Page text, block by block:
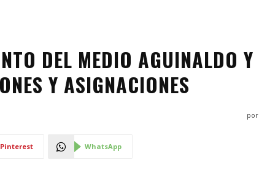
DEL MEDIO AGUINALDO Y
Y ASIGNACIONES
por
Pinterest WhatsApp